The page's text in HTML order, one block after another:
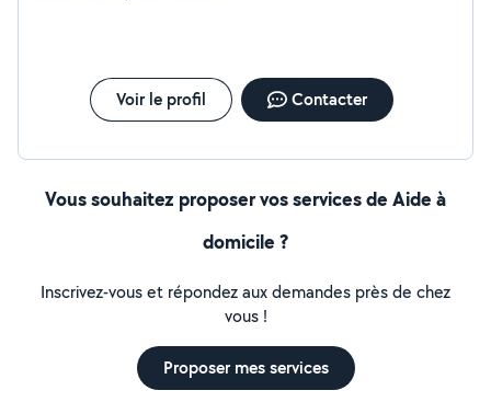
Voir le profil Contacter
Vous souhaitez proposer vos services de Aide à
domicile ?
Inscrivez-vous et répondez aux demandes près de chez
vous !
Proposer mes services